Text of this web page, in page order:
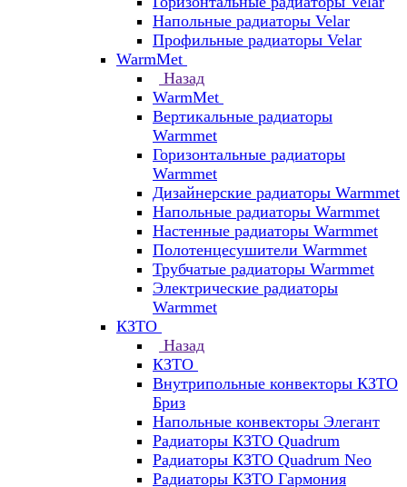
Напольные радиаторы Velar
Профильные радиаторы Velar
WarmMet
Назад
WarmMet
Вертикальные радиаторы
Warmmet
Горизонтальные радиаторы
Warmmet
Дизайнерские радиаторы Warmmet
Напольные радиаторы Warmmet
Настенные радиаторы Warmmet
Полотенцесушители Warmmet
Трубчатые радиаторы Warmmet
Электрические радиаторы
Warmmet
КЗТО
Назад
КЗТО
Внутрипольные конвекторы КЗТО
Бриз
Напольные конвекторы Элегант
Радиаторы КЗТО Quadrum
Радиаторы КЗТО Quadrum Neo
Радиаторы КЗТО Гармония